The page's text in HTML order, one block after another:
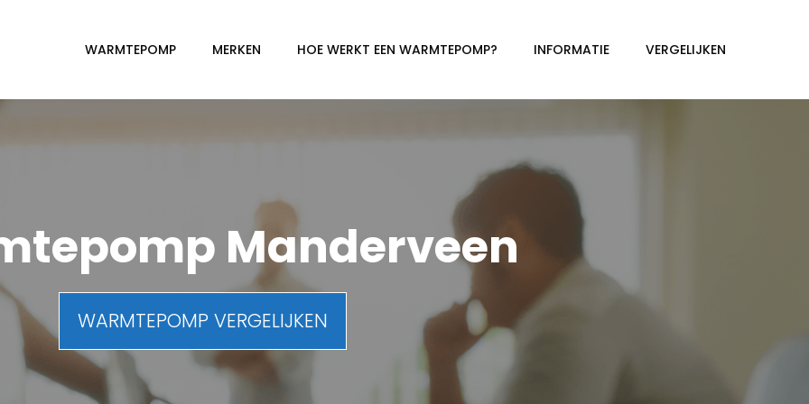
WARMTEPOMP MERKEN HOE WERKT EEN WARMTEPOMP? INFORMATIE VERGELIJKEN
Manderveen
WARMTEPOMP VERGELIJKEN